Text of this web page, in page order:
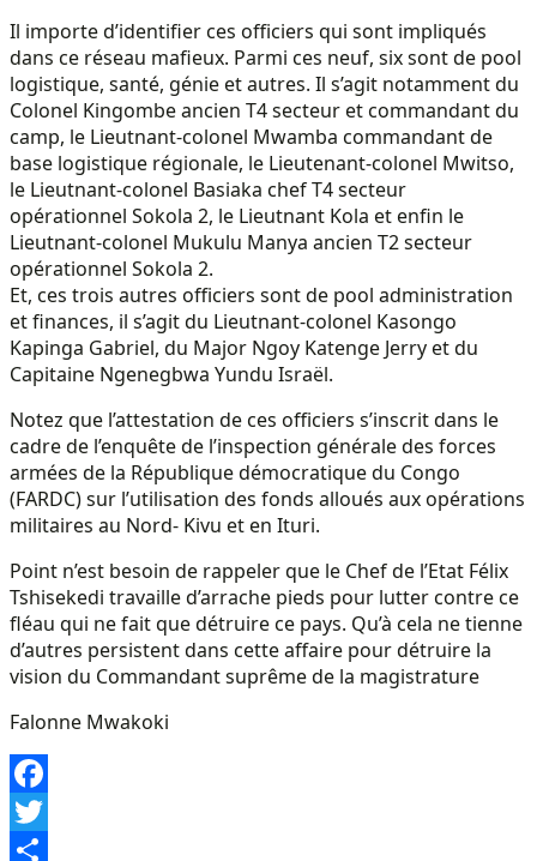
Il importe d’identifier ces officiers qui sont impliqués
dans ce réseau mafieux. Parmi ces neuf, six sont de pool
logistique, santé, génie et autres. Il s’agit notamment du
Colonel Kingombe ancien T4 secteur et commandant du
camp, le Lieutnant-colonel Mwamba commandant de
base logistique régionale, le Lieutenant-colonel Mwitso,
le Lieutnant-colonel Basiaka chef T4 secteur
opérationnel Sokola 2, le Lieutnant Kola et enfin le
Lieutnant-colonel Mukulu Manya ancien T2 secteur
opérationnel Sokola 2.
Et, ces trois autres officiers sont de pool administration
et finances, il s’agit du Lieutnant-colonel Kasongo
Kapinga Gabriel, du Major Ngoy Katenge Jerry et du
Capitaine Ngenegbwa Yundu Israël.
Notez que l’attestation de ces officiers s’inscrit dans le
cadre de l’enquête de l’inspection générale des forces
armées de la République démocratique du Congo
(FARDC) sur l’utilisation des fonds alloués aux opérations
militaires au Nord- Kivu et en Ituri.
Point n’est besoin de rappeler que le Chef de l’Etat Félix
Tshisekedi travaille d’arrache pieds pour lutter contre ce
fléau qui ne fait que détruire ce pays. Qu’à cela ne tienne
d’autres persistent dans cette affaire pour détruire la
vision du Commandant suprême de la magistrature
Falonne Mwakoki
Facebook
Twitter